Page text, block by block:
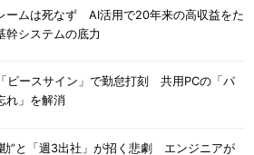
ームは死なず AI活用で20年来の高収益をた
幹システムの底力
ピースサイン」で勤怠打刻 共用PCの「パ
れ」を解消
”と「週3出社」が招く悲劇 エンジニアが